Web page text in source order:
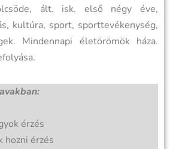
ált. isk. első négy éve,
kultúra, sport, sporttevékenység,
Mindennapi életörömök háza.
érzés
hozni érzés